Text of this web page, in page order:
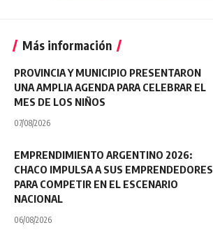
Más información
PROVINCIA Y MUNICIPIO PRESENTARON
UNA AMPLIA AGENDA PARA CELEBRAR EL
MES DE LOS NIÑOS
07/08/2026
EMPRENDIMIENTO ARGENTINO 2026:
CHACO IMPULSA A SUS EMPRENDEDORES
PARA COMPETIR EN EL ESCENARIO
NACIONAL
06/08/2026